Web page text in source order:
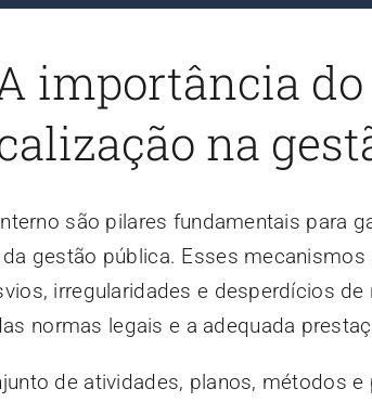
importância
na
são pilares fundamentais para
gestão pública. Esses
irregularidades e desperdícios
normas legais e a adequada
de atividades, planos, métodos